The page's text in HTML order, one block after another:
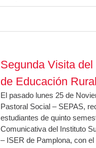
Segunda Visita
de Educación
El pasado lunes 25 de
Pastoral Social – SEPAS,
estudiantes de quinto
Comunicativa del Instituto
– ISER de Pamplona, con el